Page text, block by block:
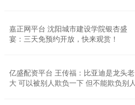
嘉正网平台 沈阳城市建设学院银杏盛
宴：三天免预约开放，快来观赏！
亿盛配资平台 王传福：比亚迪是龙头老
大 可以被别人欺负一下 但不能欺负别人